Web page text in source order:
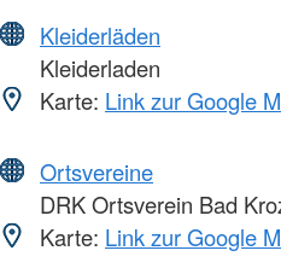
Kleiderläden
Kleiderladen
Karte: Link zur Google
Ortsvereine
DRK Ortsverein Bad
Karte: Link zur Google